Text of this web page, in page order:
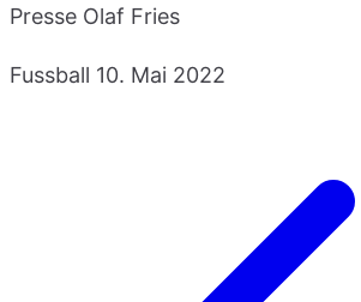
Presse Olaf Fries
Fussball 10. Mai 2022